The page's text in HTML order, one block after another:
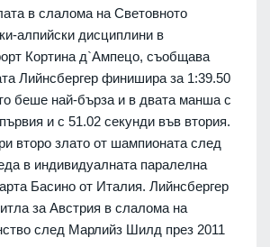
в слалома на Световното
алпийски дисциплини в
Кортина д`Ампецо, съобщава
Лийнсбергер финишира за 1:39.50
беше най-бърза и в двата манша с
и с 51.02 секунди във втория.
второ злато от шампионата след
в индивидуалната паралелна
Басино от Италия. Лийнсбергер
за Австрия в слалома на
след Марлийз Шилд през 2011